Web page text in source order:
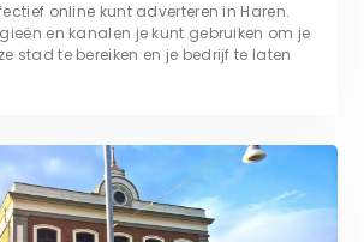
online kunt adverteren in Haren.
en kanalen je kunt gebruiken om je
stad te bereiken en je bedrijf te laten